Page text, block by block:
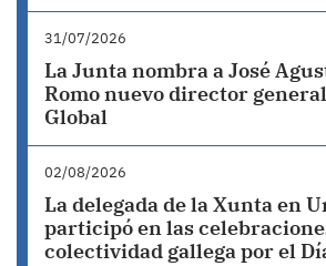
31/07/2026
La Junta nombra a José
Romo nuevo director
Global
02/08/2026
La delegada de la Xunta en
participó en las
colectividad gallega por el